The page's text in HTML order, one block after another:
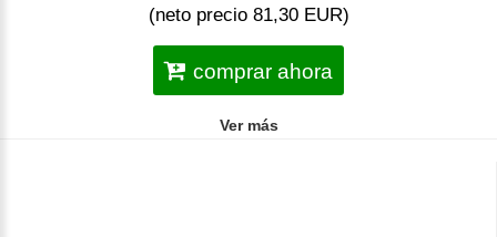
(neto precio 81,30 EUR)
comprar ahora
Ver más